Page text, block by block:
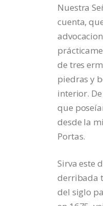
Nuestra
cuenta,
de tres
piedras y
interior.
que
desde la
Portas.
Sirva este
derribada
del siglo